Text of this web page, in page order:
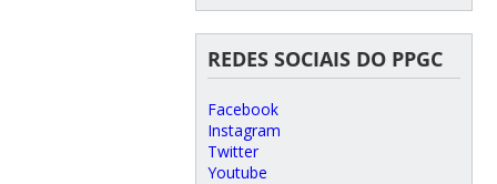
REDES SOCIAIS DO PPGC
Facebook
Instagram
Twitter
Youtube